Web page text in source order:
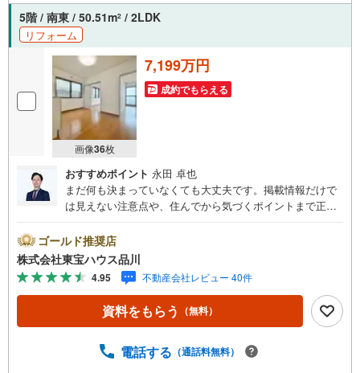
い合わせください。※記載賃料等の収入や利回りは、将来に
わたり、得られることを保証するものではありません。※賃
料等については、賃貸中のものについては現在の賃料等
で、空室または所有者居住中等のものについては、周辺の
賃料相場に基づき、満室時を想定して表示しています。
5階 / 南東 / 50.51m2 / 2LDK
リフォーム
画像36枚
7,199万円
成約でもらえる
おすすめポイント 永田 卓也
まだ何も決まっていなくても大丈夫です。掲載情報だけで
は見えない注意点や、住んでから気づくポイントまで正直
とも包み隠さずお伝えし、「納得して選ぶ」ためのサポー
トを大切にしています。現地でしか分からないリアルな情
報も含めて、一緒に後悔しない住まい探しを進めていきま
しょう。まずはお気軽にご相談ください。【Yahoo！ 不動
産キャンペーン対象店舗】当店で物件を成約するとPayPay
ボーナスライトがもらえる「Yahoo！ 不動産 物件ご成約キ
予約をする」ボタンからお問い合わせください。※必ずYah
ゴールド推奨店
株式会社東宝ハウス品川
4.95 不動産会社レビュー 40件
資料をもらう （無料）
電話する （通話料無料）